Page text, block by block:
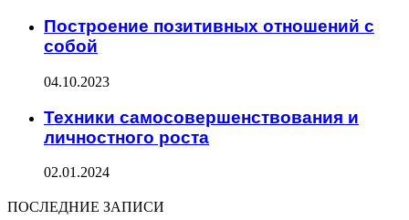
Построение позитивных отношений с
собой
04.10.2023
Техники самосовершенствования и
личностного роста
02.01.2024
ПОСЛЕДНИЕ ЗАПИСИ